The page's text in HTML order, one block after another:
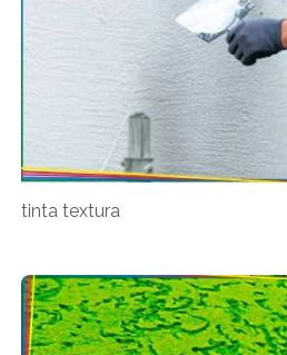
tinta textura